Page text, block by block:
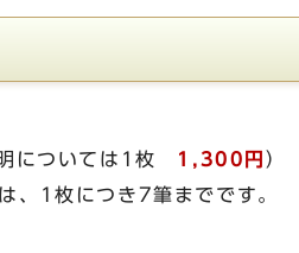
明については1枚 1,300円 ）
、1枚につき7筆までです。